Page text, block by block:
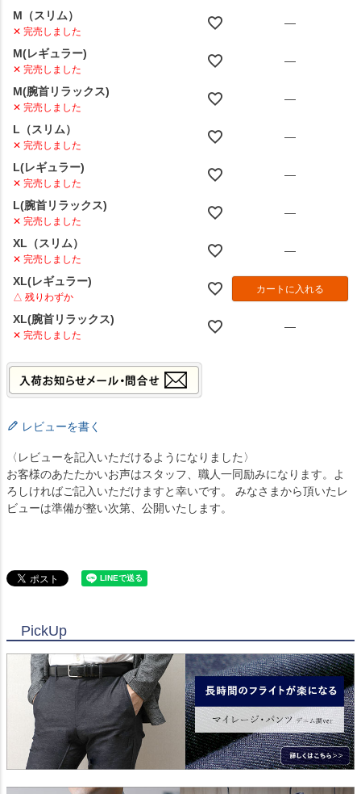
M（スリム）
✕ 完売しました
—
M(レギュラー)
✕ 完売しました
—
M(腕首リラックス)
✕ 完売しました
—
L（スリム）
✕ 完売しました
—
L(レギュラー)
✕ 完売しました
—
L(腕首リラックス)
✕ 完売しました
—
XL（スリム）
✕ 完売しました
—
XL(レギュラー)
△ 残りわずか
カートに入れる
XL(腕首リラックス)
✕ 完売しました
—
レビューを書く
〈レビューを記入いただけるようになりました〉
お客様のあたたかいお声はスタッフ、職人一同励みになります。よ
ろしければご記入いただけますと幸いです。 みなさまから頂いたレ
ビューは準備が整い次第、公開いたします。
PickUp